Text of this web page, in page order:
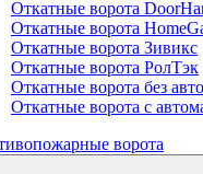
Откатные ворота
Откатные ворота
Откатные ворота Зивикс
Откатные ворота РолТэк
Откатные ворота без
Откатные ворота с
ворота